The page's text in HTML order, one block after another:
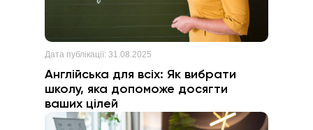
Дата публікації: 31.08.2025
Англійська для всіх: Як вибрати
школу, яка допоможе досягти
ваших цілей